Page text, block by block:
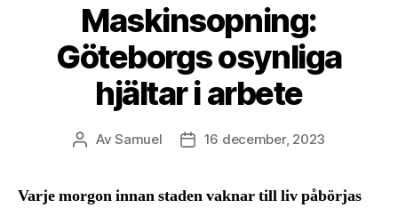
Maskinsopning:
Göteborgs osynliga
hjältar i arbete
Inläggsförfattare
AvSamuel Inläggsdatum
16 december, 2023
Varje morgon innan staden vaknar till liv påbörjas